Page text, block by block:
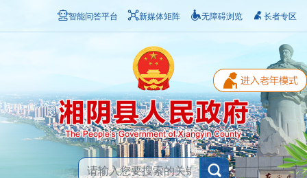
智能问答平台 新媒体矩阵 无障碍浏览 长者专区